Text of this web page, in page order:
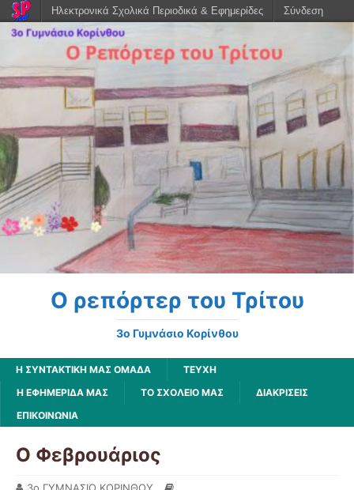
Ο ρεπόρτερ του Τρίτου
3o Γυμνάσιο Κορίνθου
Η ΣΥΝΤΑΚΤΙΚΗ ΜΑΣ ΟΜΑΔΑ
ΤΕΥΧΗ
Η ΕΦΗΜΕΡΙΔΑ ΜΑΣ
ΤΟ ΣΧΟΛΕΙΟ ΜΑΣ
ΔΙΑΚΡΙΣΕΙΣ
ΕΠΙΚΟΙΝΩΝΙΑ
Ο Φεβρουάριος
3o ΓΥΜΝΑΣΙΟ ΚΟΡΙΝΘΟΥ
Ηλεκτρονικά Σχολικά Περιοδικά & Εφημερίδες Σύνδεση